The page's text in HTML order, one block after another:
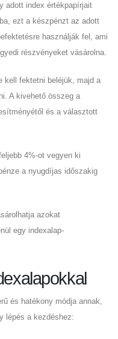
adott index értékpapírjait
ezt a készpénzt az adott
használják fel, ami
részvényeket vásárolna.
kell fektetni beléjük, majd a
A kivehető összeg a
és a választott
4%-ot vegyen ki
a nyugdíjas időszakig
azokat
egy indexalap-
és hatékony módja annak,
lépés a kezdéshez: